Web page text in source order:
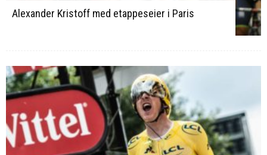
Alexander Kristoff med etappeseier i Paris